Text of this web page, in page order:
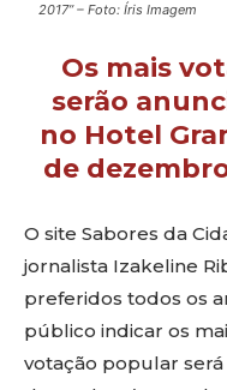
2017” – Foto: Íris Imagem
Os mais
serão
no Hotel
de
O site Sabores da
jornalista Izakeline
preferidos todos os
público indicar os
votação popular